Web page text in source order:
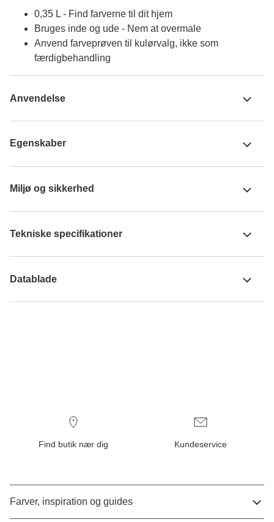
0,35 L - Find farverne til dit hjem
Bruges inde og ude - Nem at overmale
Anvend farveprøven til kulørvalg, ikke som
færdigbehandling
Anvendelse
Egenskaber
Miljø og sikkerhed
Tekniske specifikationer
Datablade
Find butik nær dig Kundeservice
Farver, inspiration og guides